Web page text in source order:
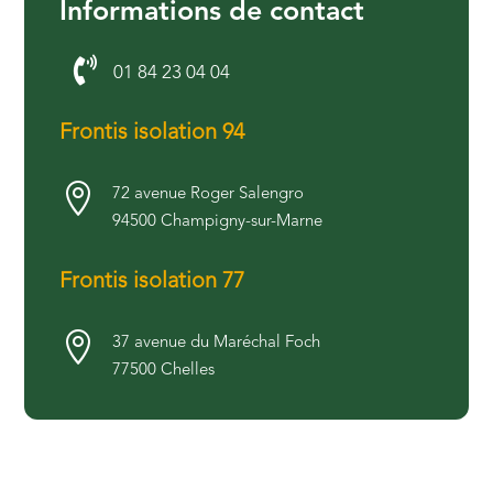
Informations de contact
 01 84 23 04 04
Frontis isolation 94

72 avenue Roger Salengro
94500 Champigny-sur-Marne
Frontis isolation 77

37 avenue du Maréchal Foch
77500 Chelles